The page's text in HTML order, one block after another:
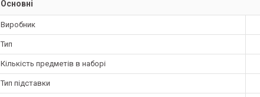
Основні
Виробник
Тип
Кількість предметів в наборі
Тип підставки